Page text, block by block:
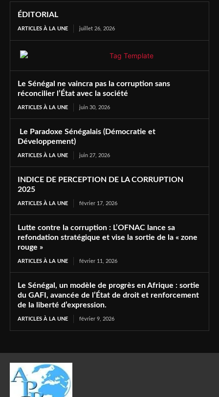
ÉDITORIAL
ARTICLES À LA UNE juillet 26, 2026
Le Sénégal ne vaincra pas la corruption sans
réconcilier l’État avec la société
ARTICLES À LA UNE juin 30, 2026
Le Paradoxe Sénégalais (Démocratie et
Développement)
ARTICLES À LA UNE juin 27, 2026
INDICE DE PERCEPTION DE LA CORRUPTION
2025
ARTICLES À LA UNE février 17, 2026
Lutte contre la corruption : L’OFNAC lance sa
refondation stratégique et vise la sortie de la « zone
rouge »
ARTICLES À LA UNE février 11, 2026
Le Sénégal, un modèle de progrès en Afrique : sortie
du GAFI, avancée de l’État de droit et renforcement
de la liberté d’expression.
ARTICLES À LA UNE février 9, 2026